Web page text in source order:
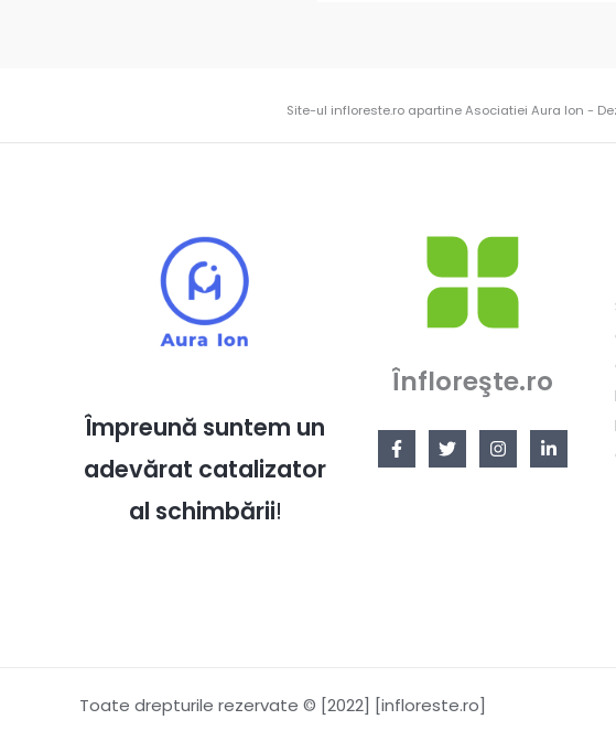
Site-ul infloreste.ro apartine Asociatiei Aura Ion -
Împreună suntem un
adevărat catalizator
al schimbării!
Înfloreşte.ro
Toate drepturile rezervate © [2022] [infloreste.ro]